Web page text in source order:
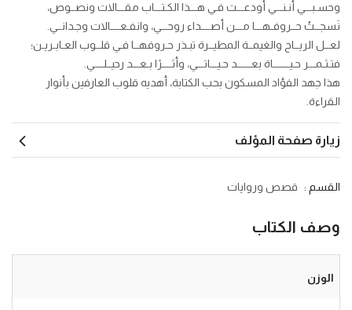
وحسـبـــي أنـنـــي أودعـــت فـي هـــذا الكـتـــاب مقـــالات ونصــوص،
نَسجــتُ حــروفـهـــا مـــن أصــــداء روحـــي، وانفـعــــالات وجـدانــي.
لعــل الريــاح والغيمــة المطيــرة تبـذر حـروفهــا فـي قلــوب العـابـريـن؛
فتـثـمـــر حـيـــــــاة بعــــــد حـيـــاتـــي، وأثــــرًا بـعـــد رحيــلــــي.
هذا جهد الفؤاد المسكون بحب الكتابة، أهديه قلوب العارفين بأنوار
القراءة.
زيارة صفحة المؤلف
القسم : قصص وروايات
وصف الكتاب
الوزن